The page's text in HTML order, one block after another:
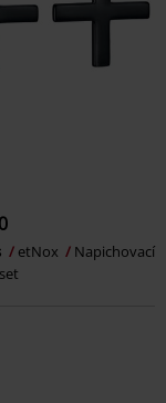
etNox
Napichovací